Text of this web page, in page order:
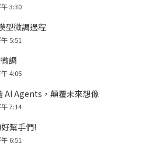
3:30
型微調過程
5:51
調
4:06
AI Agents，顛覆未來想像
7:14
幫手們!
6:51